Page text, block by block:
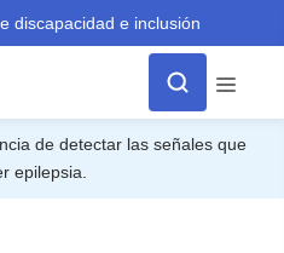
discapacidad e inclusión
Menú
de detectar las señales que
epilepsia.